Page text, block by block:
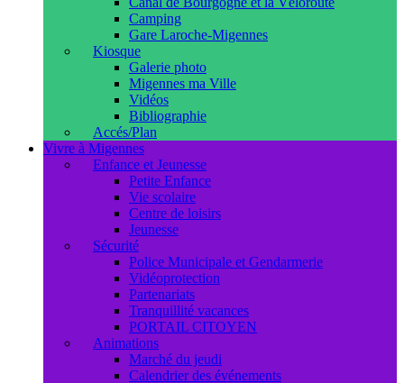
Camping
Gare Laroche-Migennes
Kiosque
Galerie photo
Migennes ma Ville
Vidéos
Bibliographie
Accés/Plan
Vivre à Migennes
Enfance et Jeunesse
Petite Enfance
Vie scolaire
Centre de loisirs
Jeunesse
Sécurité
Police Municipale et Gendarmerie
Vidéoprotection
Partenariats
Tranquillité vacances
PORTAIL CITOYEN
Animations
Marché du jeudi
Calendrier des événements